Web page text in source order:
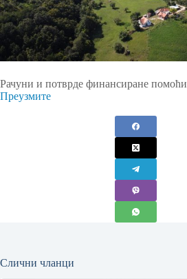
Рачуни и потврде финансиране помоћи
Преузмите
Слични чланци